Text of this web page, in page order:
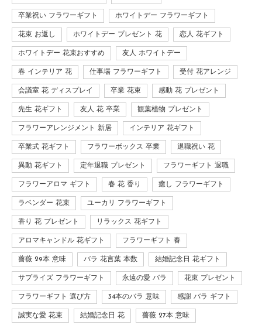
卒業祝い フラワーギフト ホワイトデー フラワーギフト
花束 お返し ホワイトデー プレゼント 花 恋人 花ギフト
ホワイトデー 花束おすすめ 友人 ホワイトデー
春 インテリア 花 仕事場 フラワーギフト 受付 花アレンジ
会議室 花 ディスプレイ 卒業 花束 感動 花 プレゼント
先生 花ギフト 友人 花 卒業 観葉植物 プレゼント
フラワーアレンジメント 新居 インテリア 花ギフト
卒業式 花ギフト フラワーボックス 卒業 退職祝い 花
異動 花ギフト 定年退職 プレゼント フラワーギフト 退職
フラワーアロマ ギフト 春 花 香り 癒し フラワーギフト
ラベンダー 花束 ユーカリ フラワーギフト
香り 花 プレゼント リラックス 花ギフト
アロマキャンドル 花ギフト フラワーギフト 春
薔薇 29本 意味 バラ 花言葉 本数 結婚記念日 花ギフト
サプライズ フラワーギフト 永遠の愛 バラ 花束 プレゼント
フラワーギフト 選び方 34本のバラ 意味 感謝 バラ ギフト
誠実な愛 花束 結婚記念日 花 薔薇 27本 意味